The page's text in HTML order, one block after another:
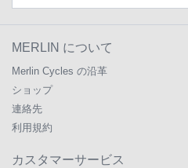
MERLIN について
Merlin Cycles の沿革
ショップ
連絡先
利用規約
カスタマーサービス